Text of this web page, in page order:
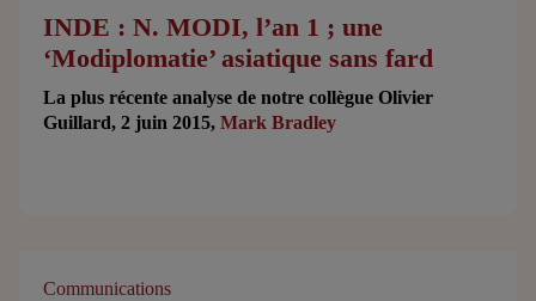
INDE : N. MODI, l’an 1 ; une
‘Modiplomatie’ asiatique sans fard
La plus récente analyse de notre collègue Olivier
Guillard, 2 juin 2015,Mark Bradley
Communications